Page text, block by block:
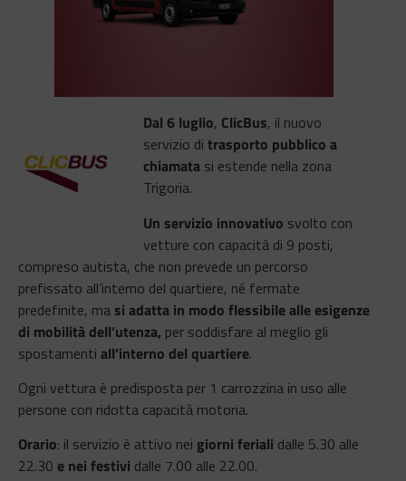
Dal 6 luglio, ClicBus, il nuovo
servizio di trasporto pubblico a
chiamata si estende nella zona
Trigoria.
Un servizio innovativo svolto con
vetture con capacità di 9 posti,
compreso autista, che non prevede un percorso
prefissato all’interno del quartiere, né fermate
predefinite, ma si adatta in modo flessibile alle esigenze
di mobilità dell’utenza, per soddisfare al meglio gli
spostamenti all’interno del quartiere.
Ogni vettura è predisposta per 1 carrozzina in uso alle
persone con ridotta capacità motoria.
Orario: il servizio è attivo nei giorni feriali dalle 5.30 alle
22.30 e nei festivi dalle 7.00 alle 22.00.